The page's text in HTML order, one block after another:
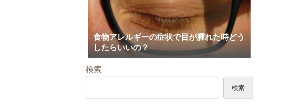
食物アレルギーの症状で目が腫れた時どう
したらいいの？
検索
検索